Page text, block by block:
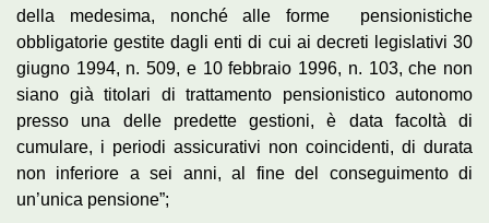
della medesima, nonché alle forme pensionistiche
obbligatorie gestite dagli enti di cui ai decreti legislativi 30
giugno 1994, n. 509, e 10 febbraio 1996, n. 103, che non
siano già titolari di trattamento pensionistico autonomo
presso una delle predette gestioni, è data facoltà di
cumulare, i periodi assicurativi non coincidenti, di durata
non inferiore a sei anni, al fine del conseguimento di
un’unica pensione”;